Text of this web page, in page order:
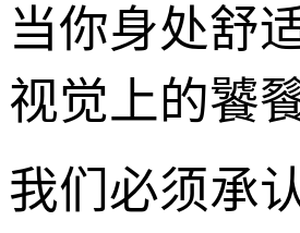
当你身处舒
视觉上的饕
我们必须承